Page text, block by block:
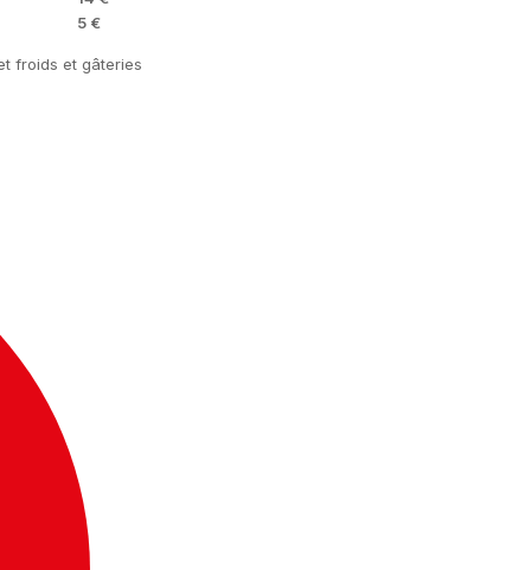
5 €
froids et gâteries